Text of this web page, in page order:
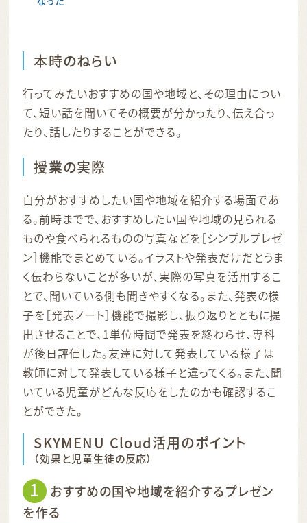
本時のねらい
行ってみたいおすすめの国や地域と、その理由につい
て、短い話を聞いてその概要が分かったり、伝え合っ
たり、話したりすることができる。
授業の実際
自分がおすすめしたい国や地域を紹介する場面であ
る。前時までで、おすすめしたい国や地域の見られる
ものや食べられるものの写真などを［シンプルプレゼ
ン］機能でまとめている。イラストや発表だけだとうま
く伝わらないことが多いが、実際の写真を活用するこ
とで、聞いている側も聞きやすくなる。また、発表の様
子を［発表ノート］機能で撮影し、振り返りとともに提
出させることで、1単位時間で発表を終わらせ、専科
が後日評価した。友達に対して発表している様子は
教師に対して発表している様子と違ってくる。また、聞
いている児童がどんな反応をしたのかも確認するこ
とができた。
SKYMENU Cloud活用のポイント
（効果と児童生徒の反応）
1
おすすめの国や地域を紹介するプレゼン
を作る